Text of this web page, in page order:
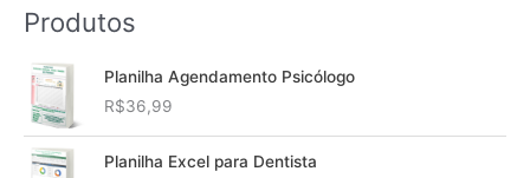
Produtos
Planilha Agendamento Psicólogo
R$36,99
Planilha Excel para Dentista